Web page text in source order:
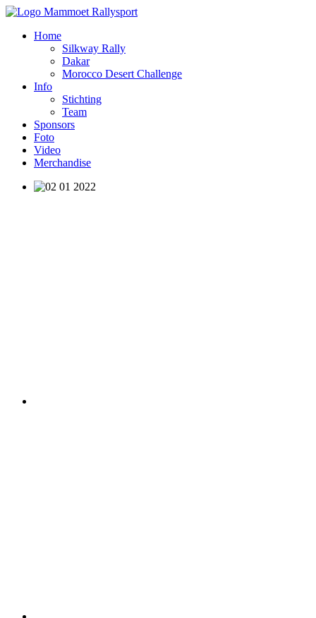
Home
Silkway Rally
Dakar
Morocco Desert Challenge
Info
Stichting
Team
Sponsors
Foto
Video
Merchandise